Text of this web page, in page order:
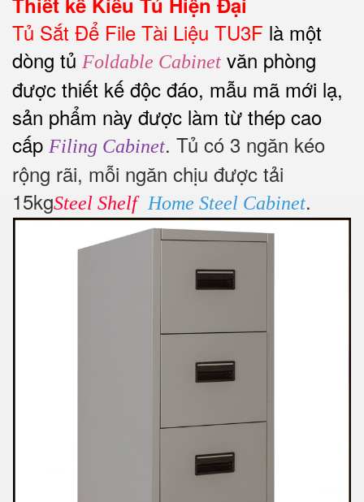
Tủ Sắt Để File Tài Liệu TU3F là một
dòng tủ Foldable Cabinet văn phòng
được thiết kế độc đáo, mẫu mã mới lạ,
sản phẩm này được làm từ thép cao
cấp Filing Cabinet. Tủ có 3 ngăn kéo
rộng rãi, mỗi ngăn chịu được tải
15kgSteel Shelf Home Steel Cabinet.